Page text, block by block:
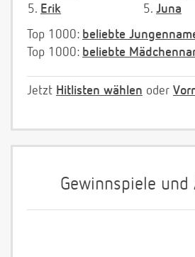
5. Erik
5. Juna
Top 1000: beliebte
Top 1000: beliebte
Jetzt Hitlisten wählen oder
Gewinnspiele und